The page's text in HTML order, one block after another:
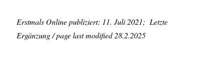
Erstmals Online publiziert: 11. Juli 2021; Letzte
Ergänzung / page last modified 28.2.2025